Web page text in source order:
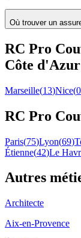
Où trouver un
RC Pro
Côte d'Azur
Marseille(13)Nice(
RC Pro
Paris(75)Lyon(69)
Étienne(42)Le
Autres
Architecte
Aix-en-Provence